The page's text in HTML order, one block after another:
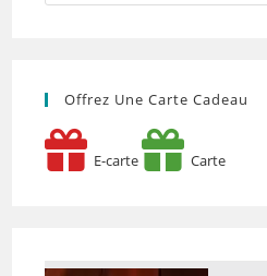
Offrez Une Carte Cadeau
E-carte Carte